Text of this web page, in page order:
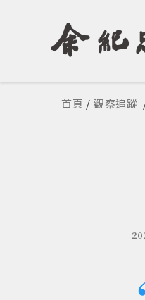
您在這裡
首頁 / 觀察追蹤